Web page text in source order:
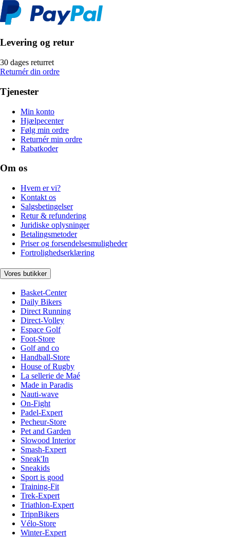
Levering og retur
30 dages returret
Returnér din ordre
Tjenester
Min konto
Hjælpecenter
Følg min ordre
Returnér min ordre
Rabatkoder
Om os
Hvem er vi?
Kontakt os
Salgsbetingelser
Retur & refundering
Juridiske oplysninger
Betalingsmetoder
Priser og forsendelsesmuligheder
Fortrolighedserklæring
Vores butikker
Basket-Center
Daily Bikers
Direct Running
Direct-Volley
Espace Golf
Foot-Store
Golf and co
Handball-Store
House of Rugby
La sellerie de Maé
Made in Paradis
Nauti-wave
On-Fight
Padel-Expert
Pecheur-Store
Pet and Garden
Slowood Interior
Smash-Expert
Sneak'In
Sneakids
Sport is good
Training-Fit
Trek-Expert
Triathlon-Expert
TripnBikers
Vélo-Store
Winter-Expert